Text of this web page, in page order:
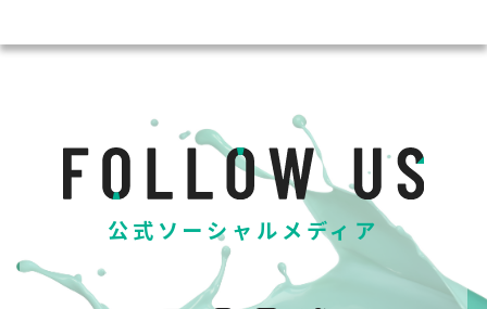
公式ソーシャルメディア